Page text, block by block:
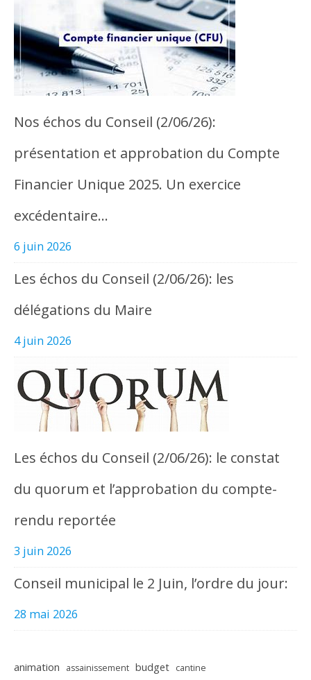
Nos échos du Conseil (2/06/26):
présentation et approbation du Compte
Financier Unique 2025. Un exercice
excédentaire…
6 juin 2026
Les échos du Conseil (2/06/26): les
délégations du Maire
4 juin 2026
Les échos du Conseil (2/06/26): le constat
du quorum et l’approbation du compte-
rendu reportée
3 juin 2026
Conseil municipal le 2 Juin, l’ordre du jour:
28 mai 2026
animation assainissement budget cantine